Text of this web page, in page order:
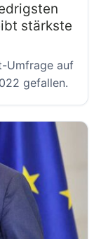
stärkste
Umfrage auf
gefallen.